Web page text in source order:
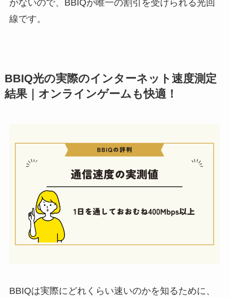
がないので、BBIQが唯一の割引を受けられる光回
線です。
BBIQ光の実際のインターネット速度測定
結果｜オンラインゲームも快適！
BBIQは実際にどれくらい速いのかを知るために、